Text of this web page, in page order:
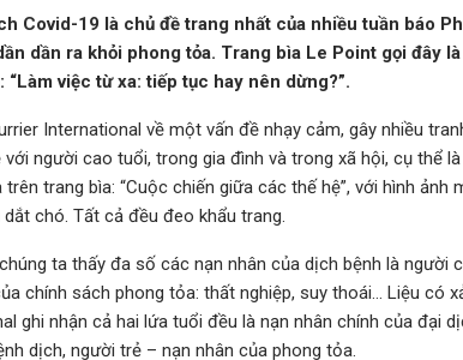
Covid-19 là chủ đề trang nhất của nhiều tuần báo
dần ra khỏi phong tỏa. Trang bìa Le Point gọi đây
việc từ xa: tiếp tục hay nên dừng?”.
International về một vấn đề nhạy cảm, gây nhiều
người cao tuổi, trong gia đình và trong xã hội, cụ thể
trang bìa: “Cuộc chiến giữa các thế hệ”, với hình ảnh
chó. Tất cả đều đeo khẩu trang.
ta thấy đa số các nạn nhân của dịch bệnh là người
chính sách phong tỏa: thất nghiệp, suy thoái… Liệu có
ghi nhận cả hai lứa tuổi đều là nạn nhân chính của đại
dịch, người trẻ – nạn nhân của phong tỏa.